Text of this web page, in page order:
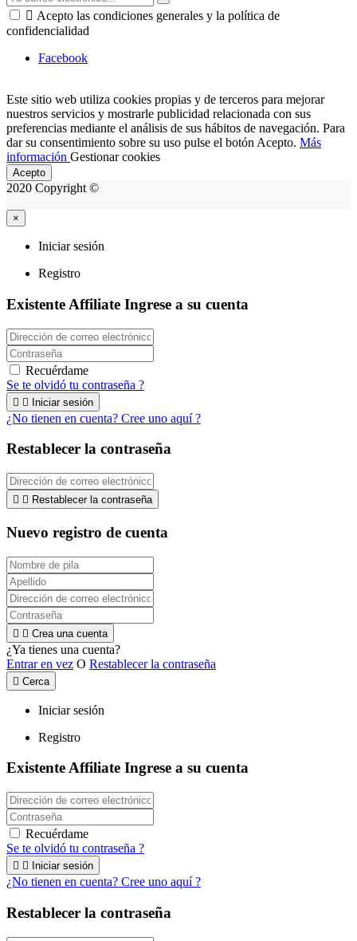
 Acepto las condiciones generales y la política de
confidencialidad
Facebook
Este sitio web utiliza cookies propias y de terceros para mejorar
nuestros servicios y mostrarle publicidad relacionada con sus
preferencias mediante el análisis de sus hábitos de navegación. Para
dar su consentimiento sobre su uso pulse el botón Acepto. Más
información Gestionar cookies
Acepto
2020 Copyright ©
×
Iniciar sesión
Registro
Existente Affiliate Ingrese a su cuenta
Recuérdame
Se te olvidó tu contraseña ?
  Iniciar sesión
¿No tienen en cuenta? Cree uno aquí ?
Restablecer la contraseña
  Restablecer la contraseña
Nuevo registro de cuenta
  Crea una cuenta
¿Ya tienes una cuenta?
Entrar en vez O Restablecer la contraseña
 Cerca
Iniciar sesión
Registro
Existente Affiliate Ingrese a su cuenta
Recuérdame
Se te olvidó tu contraseña ?
  Iniciar sesión
¿No tienen en cuenta? Cree uno aquí ?
Restablecer la contraseña